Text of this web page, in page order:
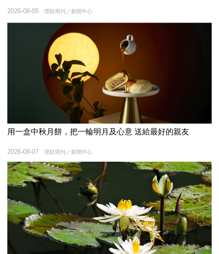
理財周刊／新聞中心
2026-08-05
用一盒中秋月餅，把一輪明月及心意 送給最好的親友
理財周刊／新聞中心
2026-08-07